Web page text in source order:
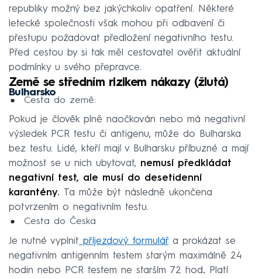
republiky možný bez jakýchkoliv opatření. Některé
letecké společnosti však mohou při odbavení či
přestupu požadovat předložení negativního testu.
Před cestou by si tak měl cestovatel ověřit aktuální
podmínky u svého přepravce.
Země se středním rizikem nákazy (žlutá)
Bulharsko
Cesta do země:
Pokud je člověk plně naočkován nebo má negativní
výsledek PCR testu či antigenu, může do Bulharska
bez testu. Lidé, kteří mají v Bulharsku příbuzné a mají
možnost se u nich ubytovat, nemusí předkládat
negativní test, ale musí do desetidenní
karantény. Ta může být následně ukončena
potvrzením o negativním testu.
Cesta do Česka
Je nutné vyplnit příjezdový formulářa prokázat se
negativním antigenním testem starým maximálně 24
hodin nebo PCR testem ne starším 72 hod. Platí